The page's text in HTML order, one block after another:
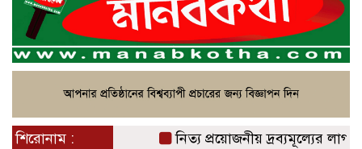
শিরোনাম : নিত্য প্রয়োজনীয় দ্রব্যমূল্যের